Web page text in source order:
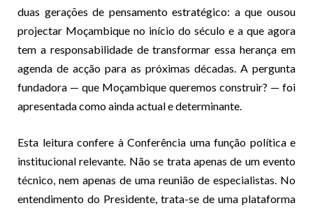
duas gerações de pensamento estratégico: a que ousou
projectar Moçambique no início do século e a que agora
tem a responsabilidade de transformar essa herança em
agenda de acção para as próximas décadas. A pergunta
fundadora — que Moçambique queremos construir? — foi
apresentada como ainda actual e determinante.
Esta leitura confere à Conferência uma função política e
institucional relevante. Não se trata apenas de um evento
técnico, nem apenas de uma reunião de especialistas. No
entendimento do Presidente, trata-se de uma plataforma